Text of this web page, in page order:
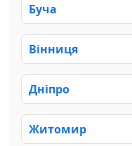
Буча
Вінниця
Дніпро
Житомир